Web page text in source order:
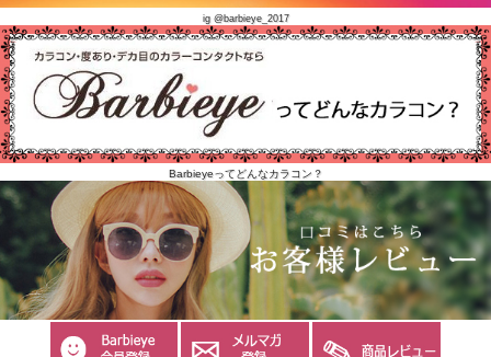
ig @barbieye_2017
Barbieyeってどんなカラコン？